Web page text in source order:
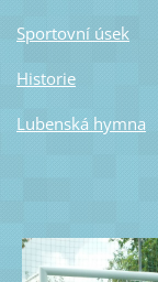
Sportovní úsek
Historie
Lubenská hymna